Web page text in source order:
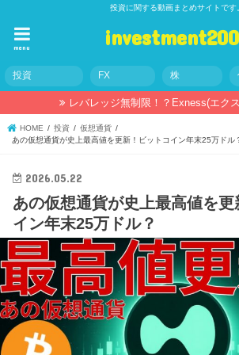
投資に関する動画まとめサイトです
menu
投資 FX 株
レバレッジ無制限！？Exness(エク
HOME 投資
仮想通貨
あの仮想通貨が史上最高値を更新！ビットコイン年末25万ドル
2026.05.22
あの仮想通貨が史上最高値を更
イン年末25万ドル？